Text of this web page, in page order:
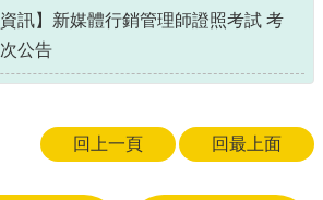
資訊】新媒體行銷管理師證照考試 考
公告
回上一頁 回最上面